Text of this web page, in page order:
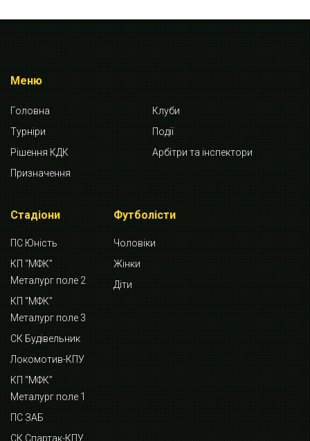
Меню
Головна
Клуби
Турніри
Події
Рішення КДК
Арбітри та інспектори
Призначення
Стадіони
ПС Юність
КП “МФК”
Металург поле 2
КП “МФК”
Металург поле 3
СК Будівельник
Локомотив-КПУ
КП “МФК”
Металург поле 1
ПС ЗАБ
СК Спартак-КПУ
Футболісти
Чоловіки
Жінки
Діти